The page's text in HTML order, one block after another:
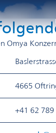
Omya
​4665
​+41 62 789